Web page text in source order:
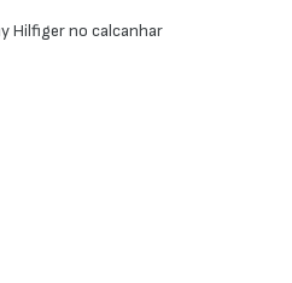
Hilfiger no calcanhar